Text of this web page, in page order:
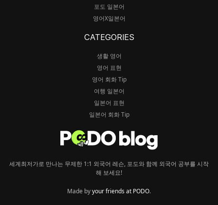
포도 일본어
영어X일본어
CATEGORIES
생활 영어
영어 표현
영어 회화 Tip
여행 일본어
일본어 표현
일본어 회화 Tip
세계최저가로 만나는 무제한 1:1 외국어 레슨, 포도와 함께 외국어 공부를 시작
해 보세요!
Made byyour friends at PODO.